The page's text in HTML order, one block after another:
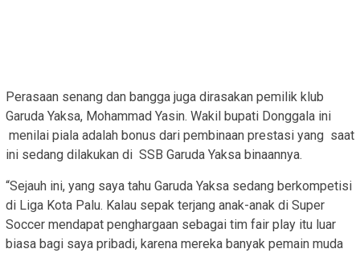
Perasaan senang dan bangga juga dirasakan pemilik klub
Garuda Yaksa, Mohammad Yasin. Wakil bupati Donggala ini
menilai piala adalah bonus dari pembinaan prestasi yang saat
ini sedang dilakukan di SSB Garuda Yaksa binaannya.
“Sejauh ini, yang saya tahu Garuda Yaksa sedang berkompetisi
di Liga Kota Palu. Kalau sepak terjang anak-anak di Super
Soccer mendapat penghargaan sebagai tim fair play itu luar
biasa bagi saya pribadi, karena mereka banyak pemain muda